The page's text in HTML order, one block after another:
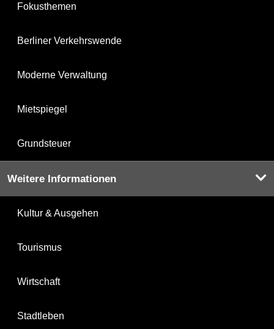
Fokusthemen
Berliner Verkehrswende
Moderne Verwaltung
Mietspiegel
Grundsteuer
Weitere Informationen
Kultur & Ausgehen
Tourismus
Wirtschaft
Stadtleben